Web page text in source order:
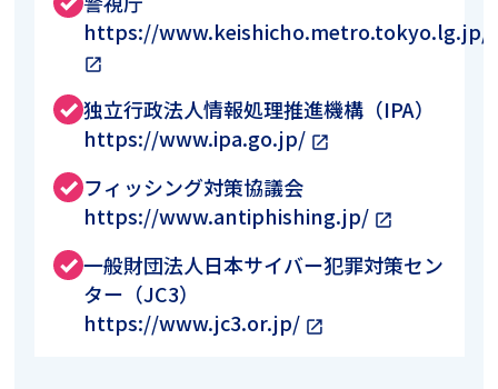
https://www.keishicho.metro.tokyo.lg.jp/
open_in_new
done 独立行政法人情報処理推進機構（IPA）
https://www.ipa.go.jp/ open_in_new
done フィッシング対策協議会
https://www.antiphishing.jp/ open_in_new
done 一般財団法人日本サイバー犯罪対策セン
ター（JC3）
https://www.jc3.or.jp/ open_in_new